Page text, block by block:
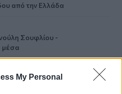
My Personal
από την Ελλάδα
Σουφλίου -
μέσα
50.000 Βορειοκορεάτες
στη Ρωσία